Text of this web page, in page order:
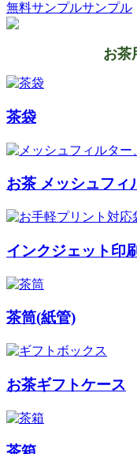
無料サンプルサンプル
お茶
茶袋
お茶 メッシュフィ
インクジェット印
茶筒(紙管)
お茶ギフトケース